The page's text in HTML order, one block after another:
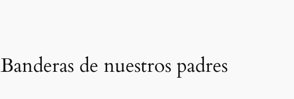
Banderas de nuestros padres